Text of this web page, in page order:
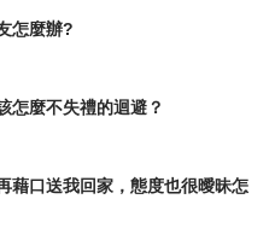
以冷靜的態度來應對問題。
警覺和注意。加強網絡安全
更改密碼、使用安全的網絡
的安全。
，並採取適當的措施來應對
怎麼辦?
怎麼不失禮的迴避？
藉口送我回家，態度也很曖昧怎